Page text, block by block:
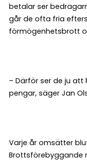
betalar ser
går de ofta fria
förmögenhetsbrott
– Därför ser de ju
pengar, säger Jan
Varje år omsätter
Brottsförebyggande